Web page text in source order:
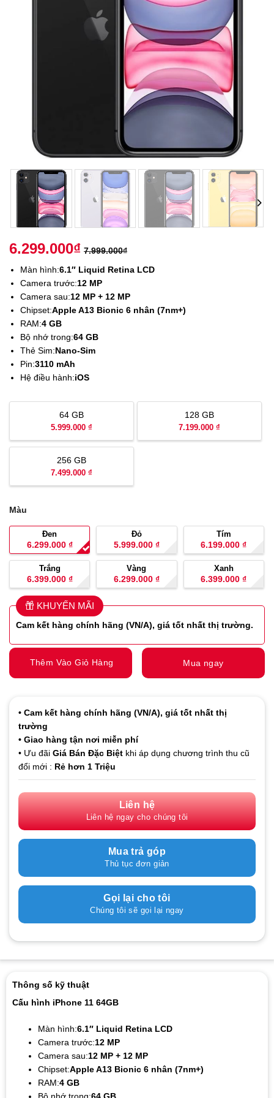
6.299.000₫ 7.999.000₫
Màn hình:6.1″ Liquid Retina LCD
Camera trước:12 MP
Camera sau:12 MP + 12 MP
Chipset:Apple A13 Bionic 6 nhân (7nm+)
RAM:4 GB
Bộ nhớ trong:64 GB
Thẻ Sim:Nano-Sim
Pin:3110 mAh
Hệ điều hành:iOS
Màu
Đen
6.299.000 ₫
Đỏ
5.999.000 ₫
Tím
6.199.000₫
Trắng
6.399.000 ₫
Vàng
6.299.000 ₫
Xanh
6.399.000₫
64 GB
5.999.000 ₫
128 GB
7.199.000 ₫
256 GB
7.499.000 ₫
KHUYẾN MÃI
Cam kết hàng chính hãng (VN/A), giá tốt nhất thị trường.
Thêm Vào Giỏ Hàng Mua ngay
• Cam kết hàng chính hãng (VN/A), giá tốt nhất thị
trường
• Giao hàng tận nơi miễn phí
• Ưu đãi Giá Bán Đặc Biệt khi áp dụng chương trình thu cũ
đổi mới : Rẻ hơn 1 Triệu
Liên hệ
Liên hệ ngay cho chúng tôi
Mua trả góp
Thủ tục đơn giản
Gọi lại cho tôi
Chúng tôi sẽ gọi lại ngay
Thông số kỹ thuật
Cấu hình iPhone 11 64GB
Màn hình:6.1″ Liquid Retina LCD
Camera trước:12 MP
Camera sau:12 MP + 12 MP
Chipset:Apple A13 Bionic 6 nhân (7nm+)
RAM:4 GB